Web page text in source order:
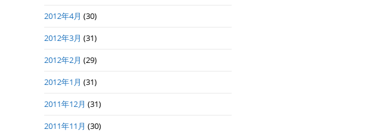
2012年4月 (30)
2012年3月 (31)
2012年2月 (29)
2012年1月 (31)
2011年12月 (31)
2011年11月 (30)